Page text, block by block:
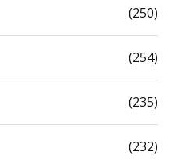
(250)
(254)
(235)
(232)